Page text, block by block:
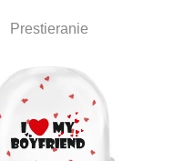
Prestieranie